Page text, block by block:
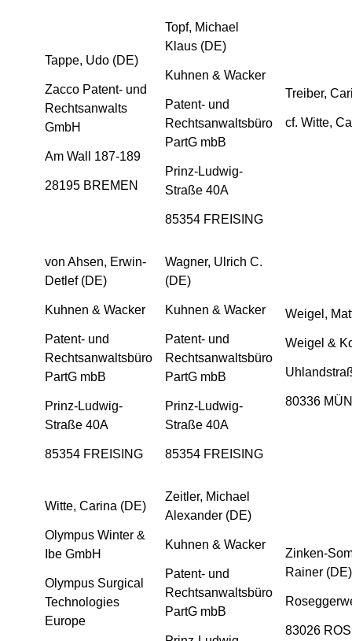
Tappe, Udo (DE)
Zacco Patent- und
Rechtsanwalts
GmbH
Am Wall 187-189
28195 BREMEN
Topf, Michael
Klaus (DE)
Kuhnen & Wacker
Patent- und
Rechtsanwaltsbüro
PartG mbB
Prinz-Ludwig-
Straße 40A
85354 FREISING
Treiber,
cf. Witte,
von Ahsen, Erwin-
Detlef (DE)
Kuhnen & Wacker
Patent- und
Rechtsanwaltsbüro
PartG mbB
Prinz-Ludwig-
Straße 40A
85354 FREISING
Wagner, Ulrich C.
(DE)
Kuhnen & Wacker
Patent- und
Rechtsanwaltsbüro
PartG mbB
Prinz-Ludwig-
Straße 40A
85354 FREISING
Weigel,
Weigel &
80336
Witte, Carina (DE)
Olympus Winter &
Ibe GmbH
Olympus Surgical
Technologies
Europe
Zeitler, Michael
Alexander (DE)
Kuhnen & Wacker
Patent- und
Rechtsanwaltsbüro
PartG mbB
Zinken-
Rainer (DE)
83026